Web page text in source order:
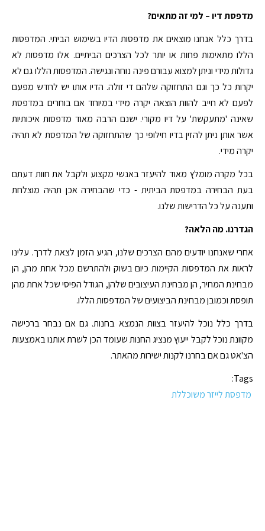
מדפסת דיו – למי זה מתאים?
בדרך כלל אנחנו מוצאים את מדפסות הדיו בשימוש הביתי. המדפסות
הללו מתאימות פחות או יותר לכל הצרכים הביתיים. אלו מדפסות לא
גדולות מידי וניתן למצוא עבורם פינה נוחה ונגישה. המדפסות הללו גם לא
יקרות כל כך וגם התחזוקה שלהם די זולה. הדיו אותו יש לחדש מפעם
לפעם לא חייב להוות הוצאה יקרה מידי במיוחד אם בוחרים במדפסת
שאינה 'מתעקשת' על דיו מקורי. ישנם הרבה מאוד מדפסות איכותיות
אשר אותן ניתן להזין בדיו חילופי כך שהתחזוקה של המדפסת לא תהיה
יקרה מידי.
בכל מקרה מומלץ מאוד להיעזר באנשי מקצוע ולקבל את חוות דעתם
בעת הבחירה במדפסת הביתית - כדי שהבחירה אכן תהיה מוצלחת
ותענה על כל הדרישות שלנו.
הגדרנו. מה הלאה?
אחרי שאנחנו יודעים מהם הצרכים שלנו, הגיע הזמן לצאת לדרך. עלינו
לראות את המדפסות הקיימות כיום בשוק ולהתרשם מכל אחת מהן, הן
מבחינת המחיר, הן מבחינת העיצובים שלהן, הגודל הפיסי שכל אחת מהן
תופסת וכמובן מבחינת הביצועים של המדפסות הללו.
בדרך כלל נוכל להיעזר בצוות הנמצא בחנות. גם אם נבחר ברכישה
מקוונת נוכל לקבל ייעוץ מנציג החנות שעומד הכן לשרת אותנו באמצעות
הצ'אט גם אם בחרנו לקנות ישירות מהאתר.
Tags:
מדפסת לייזר משוכללת